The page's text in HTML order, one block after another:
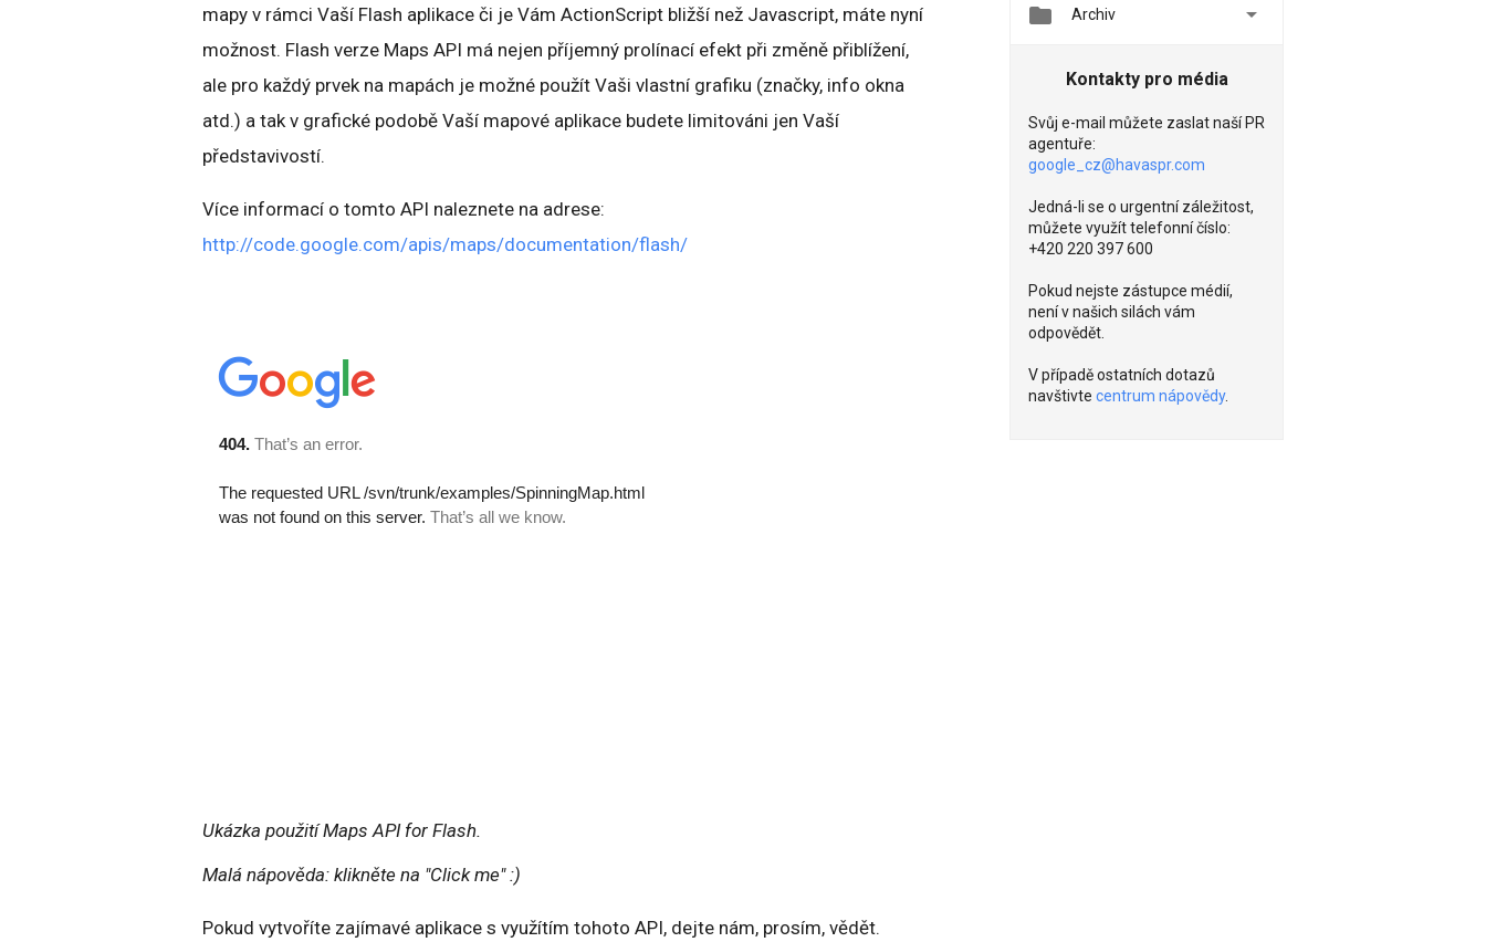
mapy v rámci Vaší Flash aplikace či je Vám ActionScript bližší než Javascript, máte nyní
možnost. Flash verze Maps API má nejen příjemný prolínací efekt při změně přiblížení,
ale pro každý prvek na mapách je možné použít Vaši vlastní grafiku (značky, info okna
atd.) a tak v grafické podobě Vaší mapové aplikace budete limitováni jen Vaší
představivostí.
Více informací o tomto API naleznete na adrese:
http://code.google.com/apis/maps/documentation/flash/
Ukázka použití Maps API for Flash.
Malá nápověda: klikněte na "Click me" :)
Pokud vytvoříte zajímavé aplikace s využítím tohoto API, dejte nám, prosím, vědět.
 Archiv 
Kontakty pro média
Svůj e-mail můžete zaslat naší PR
agentuře:
google_cz@havaspr.com
Jedná-li se o urgentní záležitost,
můžete využít telefonní číslo:
+420 220 397 600
Pokud nejste zástupce médií,
není v našich silách vám
odpovědět.
V případě ostatních dotazů
navštivte centrum nápovědy.